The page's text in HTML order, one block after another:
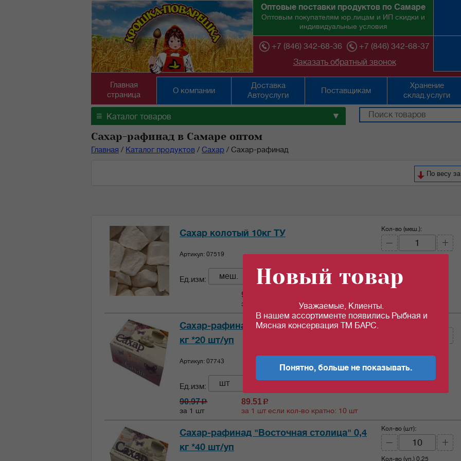
Оптовые поставки продуктов по Самаре
Оптовым покупателям юр.лицам и ИП скидки и
индивидуальные условия
+7 (846) 342-68-36
+7 (846) 342-68-37
Заказать обратный звонок
Главная
страница
О компании
Доставка
Автоуслуги
Поставщикам
Хранение
склад.услуги
≡ Каталог товаров ▼
Сахар-рафинад в Самаре оптом
Главная / Каталог продуктов / Сахар / Сахар-рафинад
По весу
Сахар колотый 10кг ТУ
Артикул: 07519
Ед.изм: меш.
98.97
за 1 кг
Кол-во (меш.):
Сахар-рафинад "Восточная столица" 0,8
кг *20 шт/уп
Артикул: 07743
Ед.изм: шт
90.97c
за 1 шт
89.51c
за 1 шт если кол-во кратно: 10 шт
Сахар-рафинад "Восточная столица" 0,4
кг *40 шт/уп
Кол-во (шт):
Кол-во (уп.) 0.25
Новый товар
Уважаемые, Клиенты.
В нашем ассортименте появились Рыбная и
Мясная консервация ТМ БАРС.
Понятно, больше не показывать.